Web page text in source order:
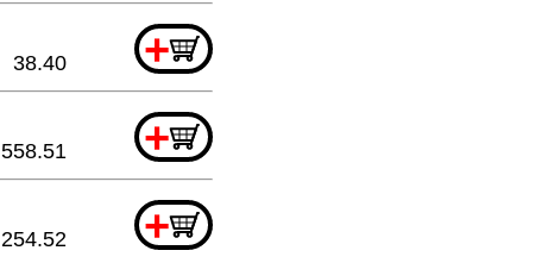
+
38.40
+
558.51
+
254.52